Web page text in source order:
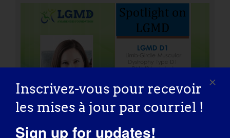
Inscrivez-vous pour recevoir
les mises à jour par courriel !
Sign up for updates!